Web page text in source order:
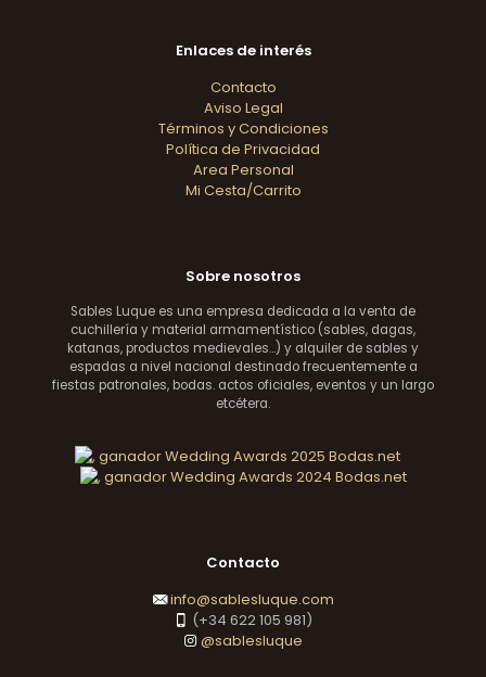
Enlaces de interés
Contacto
Aviso Legal
Términos y Condiciones
Política de Privacidad
Area Personal
Mi Cesta/Carrito
Sobre nosotros
Sables Luque es una empresa dedicada a la venta de
cuchillería y material armamentístico (sables, dagas,
katanas, productos medievales...) y alquiler de sables y
espadas a nivel nacional destinado frecuentemente a
fiestas patronales, bodas. actos oficiales, eventos y un largo
etcétera.
Contacto
info@sablesluque.com
(+34 622 105 981)
@sablesluque